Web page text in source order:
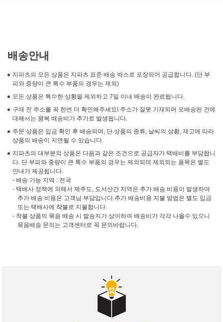
배송안내
지파츠의 모든 상품은 지파츠 표준 배송 박스로 포장되어 공급합니다. (단 부
피와 중량이 큰 특수 부품의 경우는 제외)
모든 상품은 특수한 상황을 제외하고 7일 이내 배송이 완료됩니다.
구매 전 주소를 꼭 한번 더 확인해주세요! 주소가 잘못 기재되어 오배송된 건에
대해서는 왕복 배송비가 추가로 발생됩니다.
주문 상품은 입금 확인 후 배송되며, 단 상품의 종류, 날씨의 상황, 재고에 따라
상품의 배송이 지연될 수 있습니다.
지파츠의 대부분의 상품은 다음과 같은 조건으로 공급자가 택배비를 부담합니
다. 단 부피와 중량이 큰 특수 부품의 경우는 제외되며 제외되는 품목은 별도
안내가 제공됩니다.
- 배송 가능 지역 : 전국
- 택배사 정책에 의해서 제주도, 도서산간 지역은 추가 배송 비용이 발생하며
추가 배송 비용은 고객님 부담입니다.추가 배송비용 지불 방법은 별도 입금
또는 택배사에 착불로 지불합니다.
- 착불 상품의 묶음 배송 시 발송지가 상이하여 배송비가 각각 나올수 있으니
묶음배송 문의는 고객센터로 꼭 문의바랍니다.